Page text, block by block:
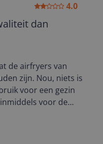
4.0
dan
de airfryers van
zijn. Nou, niets is
voor een gezin
voor de
met opstarten. Vaak
eruit halen en